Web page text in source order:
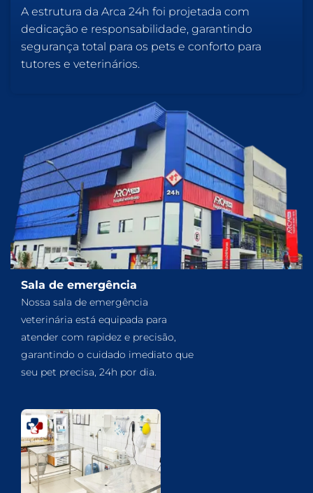
A estrutura da Arca 24h foi projetada com
dedicação e responsabilidade, garantindo
segurança total para os pets e conforto para
tutores e veterinários.
Sala de emergência
Nossa sala de emergência
veterinária está equipada para
atender com rapidez e precisão,
garantindo o cuidado imediato que
seu pet precisa, 24h por dia.